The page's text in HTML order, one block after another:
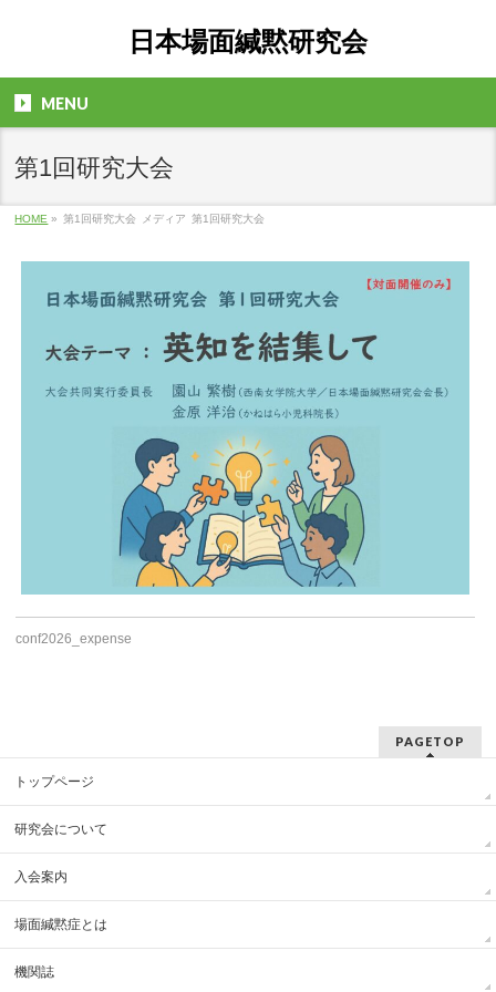
日本場面緘黙研究会
MENU
第1回研究大会
HOME » 第1回研究大会 メディア 第1回研究大会
conf2026_expense
PAGETOP
トップページ
研究会について
入会案内
場面緘黙症とは
機関誌